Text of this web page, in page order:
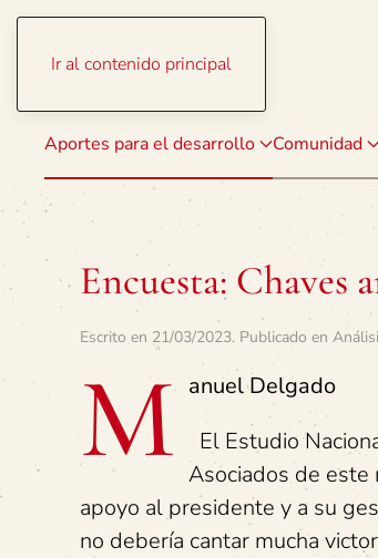
Ir al contenido principal
Aportes para el desarrollo Comunidad
Encuesta: Chaves
Escrito en 21/03/2023. Publicado en
M anuel Delgado
El Estudio
Asociados de este
apoyo al presidente y a su
no debería cantar mucha